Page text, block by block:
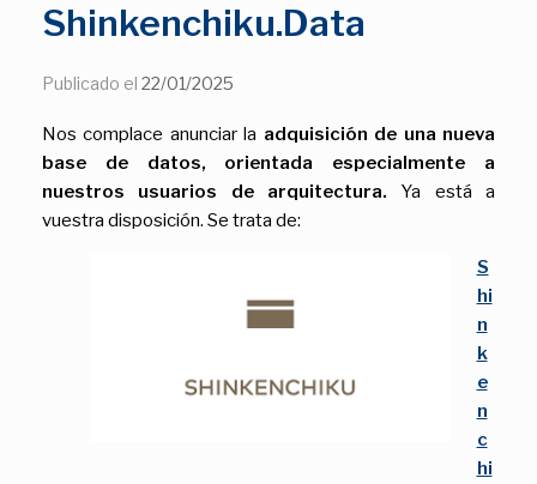
Shinkenchiku.Data
Publicado el 22/01/2025
Nos complace anunciar la adquisición de una nueva
base de datos, orientada especialmente a
nuestros usuarios de arquitectura. Ya está a
vuestra disposición. Se trata de:
S
hi
n
k
e
n
c
hi